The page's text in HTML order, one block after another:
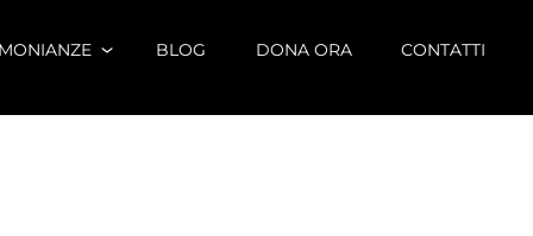
BLOG DONA ORA CONTATTI